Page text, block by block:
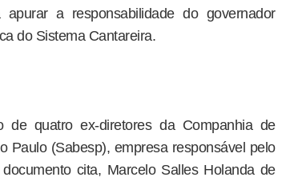
a responsabilidade do governador
do Sistema Cantareira.
de quatro ex-diretores da Companhia de
Paulo (Sabesp), empresa responsável pelo
cita, Marcelo Salles Holanda de